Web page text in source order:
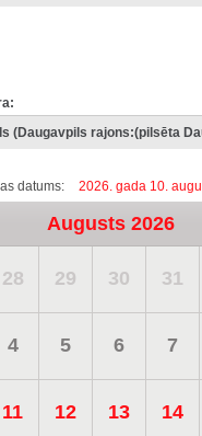
datums: 2026. gada 10.
Augusts 2026
28 29 30 31
4 5 6 7
11 12 13 14